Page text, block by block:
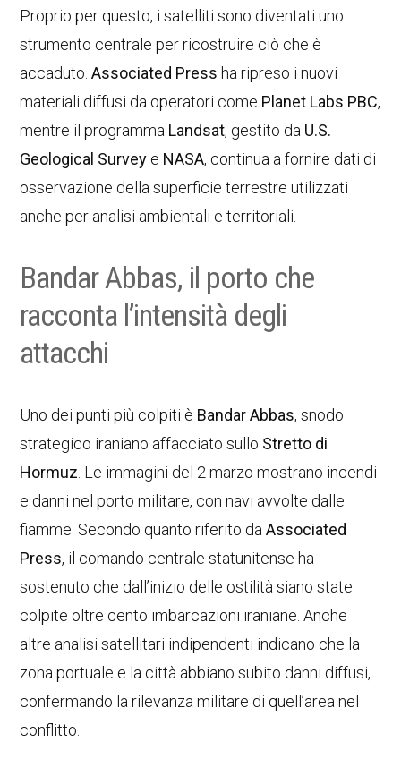
Proprio per questo, i satelliti sono diventati uno
strumento centrale per ricostruire ciò che è
accaduto.Associated Press ha ripreso i nuovi
materiali diffusi da operatori come Planet Labs PBC,
mentre il programma Landsat, gestito da U.S.
Geological Survey e NASA, continua a fornire dati di
osservazione della superficie terrestre utilizzati
anche per analisi ambientali e territoriali.
Bandar Abbas, il porto che
racconta l’intensità degli
attacchi
Uno dei punti più colpiti è Bandar Abbas, snodo
strategico iraniano affacciato sullo Stretto di
Hormuz . Le immagini del 2 marzo mostrano incendi
e danni nel porto militare, con navi avvolte dalle
fiamme. Secondo quanto riferito daAssociated
Press, il comando centrale statunitense ha
sostenuto che dall’inizio delle ostilità siano state
colpite oltre cento imbarcazioni iraniane. Anche
altre analisi satellitari indipendenti indicano che la
zona portuale e la città abbiano subito danni diffusi,
confermando la rilevanza militare di quell’area nel
conflitto.